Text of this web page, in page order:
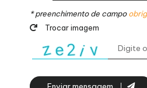
* preenchimento de campo
Trocar imagem